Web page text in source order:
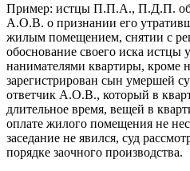
Пример: истцы П.П.А., П.Д.П.
А.О.В. о признании его
жилым помещением, снятии с
обоснование своего иска истцы
нанимателями квартиры, кроме
зарегистрирован сын умершей
ответчик А.О.В., который в
длительное время, вещей в
оплате жилого помещения не
заседание не явился, суд
порядке заочного производства.